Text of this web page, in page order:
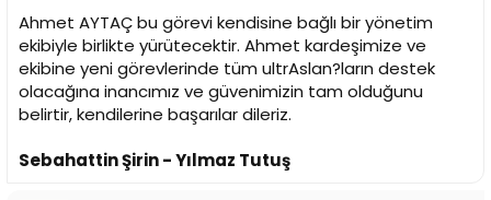
Ahmet AYTAÇ bu görevi kendisine bağlı bir yönetim
ekibiyle birlikte yürütecektir. Ahmet kardeşimize ve
ekibine yeni görevlerinde tüm ultrAslan?ların destek
olacağına inancımız ve güvenimizin tam olduğunu
belirtir, kendilerine başarılar dileriz.
Sebahattin Şirin - Yılmaz Tutuş